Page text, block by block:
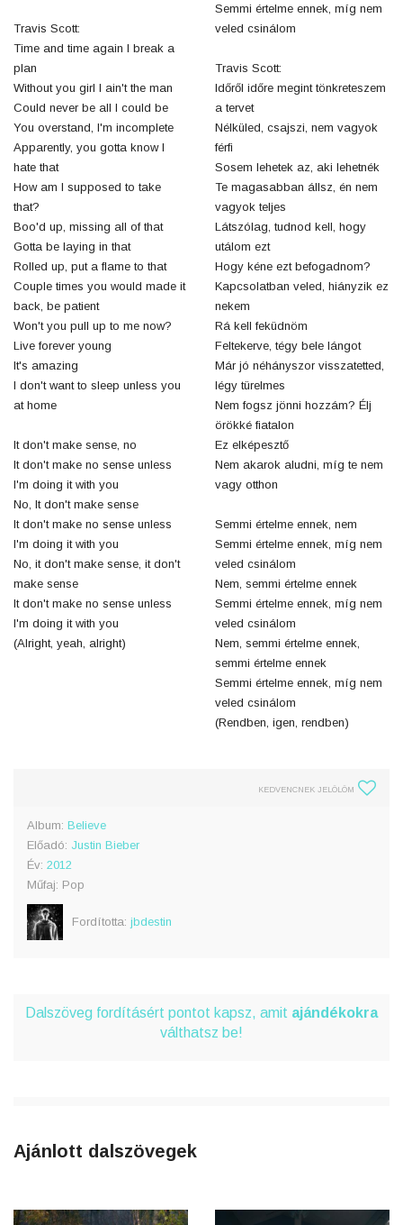
Travis Scott:
Time and time again I break a
plan
Without you girl I ain't the man
Could never be all I could be
You overstand, I'm incomplete
Apparently, you gotta know I
hate that
How am I supposed to take
that?
Boo'd up, missing all of that
Gotta be laying in that
Rolled up, put a flame to that
Couple times you would made it
back, be patient
Won't you pull up to me now?
Live forever young
It's amazing
I don't want to sleep unless you
at home
It don't make sense, no
It don't make no sense unless
I'm doing it with you
No, It don't make sense
It don't make no sense unless
I'm doing it with you
No, it don't make sense, it don't
make sense
It don't make no sense unless
I'm doing it with you
(Alright, yeah, alright)
Semmi értelme ennek, míg nem
veled csinálom
Travis Scott:
Időről időre megint tönkreteszem
a tervet
Nélküled, csajszi, nem vagyok
férfi
Sosem lehetek az, aki lehetnék
Te magasabban állsz, én nem
vagyok teljes
Látszólag, tudnod kell, hogy
utálom ezt
Hogy kéne ezt befogadnom?
Kapcsolatban veled, hiányzik ez
nekem
Rá kell feküdnöm
Feltekerve, tégy bele lángot
Már jó néhányszor visszatetted,
légy türelmes
Nem fogsz jönni hozzám? Élj
örökké fiatalon
Ez elképesztő
Nem akarok aludni, míg te nem
vagy otthon
Semmi értelme ennek, nem
Semmi értelme ennek, míg nem
veled csinálom
Nem, semmi értelme ennek
Semmi értelme ennek, míg nem
veled csinálom
Nem, semmi értelme ennek,
semmi értelme ennek
Semmi értelme ennek, míg nem
veled csinálom
(Rendben, igen, rendben)
KEDVENCNEK JELÖLÖM
Album: Believe
Előadó: Justin Bieber
Év: 2012
Műfaj: Pop
Fordította: jbdestin
Dalszöveg fordításért pontot kapsz, amit ajándékokra
válthatsz be!
Ajánlott dalszövegek